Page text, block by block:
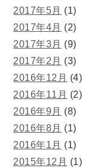
2017年5月 (1)
2017年4月 (2)
2017年3月 (9)
2017年2月 (3)
2016年12月 (4)
2016年11月 (2)
2016年9月 (8)
2016年8月 (1)
2016年1月 (1)
2015年12月 (1)